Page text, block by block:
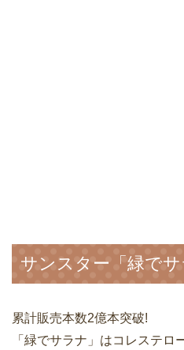
サンスター「緑で
累計販売本数2億本突破!
「緑でサラナ」はコレステロ